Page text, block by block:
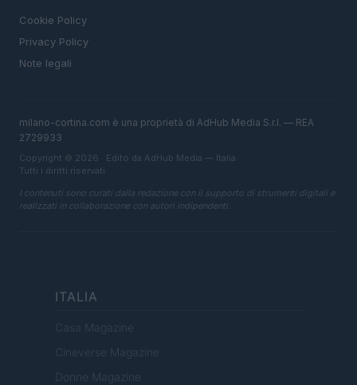
Cookie Policy
Privacy Policy
Note legali
milano-cortina.com è una proprietà di AdHub Media S.r.l. — REA
2729933
Copyright © 2026 · Edito da AdHub Media — Italia
Tutti i diritti riservati
I contenuti sono curati dalla redazione con il supporto di strumenti digitali e
realizzati in collaborazione con autori indipendenti.
ITALIA
Casa Magazine
Cineverse Magazine
Donne Magazine